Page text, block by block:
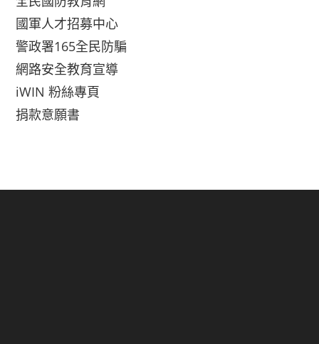
國軍人才招募中心
警政署165全民防騙
網路安全教育宣導
iWIN 粉絲專頁
捐款意願書